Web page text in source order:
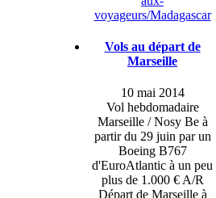
voyageurs/Madagascar
Vols au départ de
Marseille
10 mai 2014
Vol hebdomadaire
Marseille / Nosy Be à
partir du 29 juin par un
Boeing B767
d'EuroAtlantic à un peu
plus de 1.000 € A/R
Départ de Marseille à